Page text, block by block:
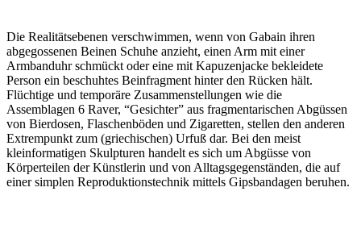
Die Realitätsebenen verschwimmen, wenn von Gabain ihren
abgegossenen Beinen Schuhe anzieht, einen Arm mit einer
Armbanduhr schmückt oder eine mit Kapuzenjacke bekleidete
Person ein beschuhtes Beinfragment hinter den Rücken hält.
Flüchtige und temporäre Zusammenstellungen wie die
Assemblagen 6 Raver, “Gesichter” aus fragmentarischen Abgüssen
von Bierdosen, Flaschenböden und Zigaretten, stellen den anderen
Extrempunkt zum (griechischen) Urfuß dar. Bei den meist
kleinformatigen Skulpturen handelt es sich um Abgüsse von
Körperteilen der Künstlerin und von Alltagsgegenständen, die auf
einer simplen Reproduktionstechnik mittels Gipsbandagen beruhen.